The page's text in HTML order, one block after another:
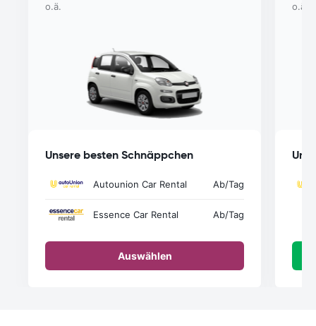
o.ä.
Unsere besten Schnäppchen
Autounion Car Rental Ab/Tag
Essence Car Rental Ab/Tag
Auswählen
o.ä.